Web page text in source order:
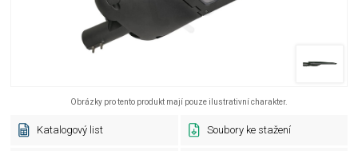
Obrázky pro tento produkt mají pouze ilustrativní charakter.
Katalogový list Soubory ke stažení